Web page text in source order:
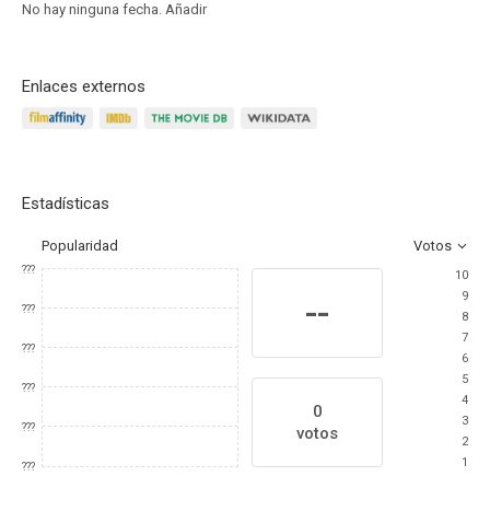
No hay ninguna fecha. Añadir
Enlaces externos
Estadísticas
Popularidad Votos
???
???
???
???
???
???
--
0
votos
10
9
8
7
6
5
4
3
2
1